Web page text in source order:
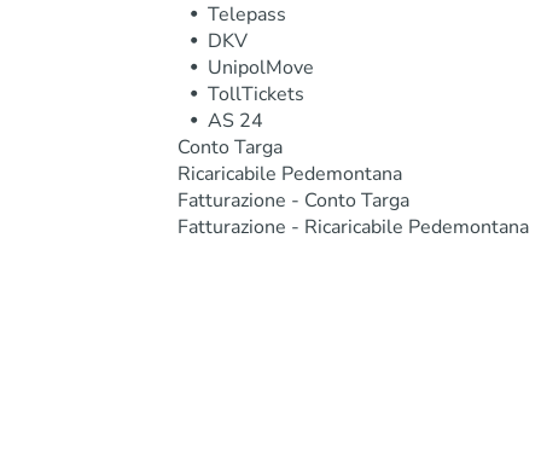
Telepass
DKV
UnipolMove
TollTickets
AS 24
Conto Targa
Ricaricabile Pedemontana
Fatturazione - Conto Targa
Fatturazione - Ricaricabile Pedemontana